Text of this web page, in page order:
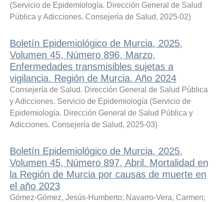
(Servicio de Epidemiología. Dirección General de Salud
Pública y Adicciones. Consejería de Salud, 2025-02)
Boletín Epidemiológico de Murcia, 2025,
Volumen 45, Número 896, Marzo,
Enfermedades transmisibles sujetas a
vigilancia. Región de Murcia. Año 2024
Consejería de Salud. Dirección General de Salud Pública
y Adicciones. Servicio de Epidemiología (Servicio de
Epidemiología. Dirección General de Salud Pública y
Adicciones. Consejería de Salud, 2025-03)
Boletín Epidemiológico de Murcia, 2025,
Volumen 45, Número 897, Abril. Mortalidad en
la Región de Murcia por causas de muerte en
el año 2023
Gómez-Gómez, Jesús-Humberto; Navarro-Vera, Carmen;